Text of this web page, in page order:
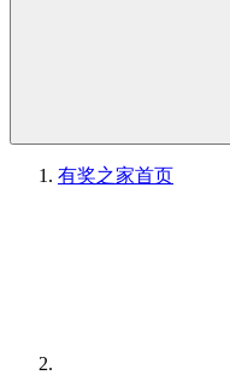
有奖之家首页